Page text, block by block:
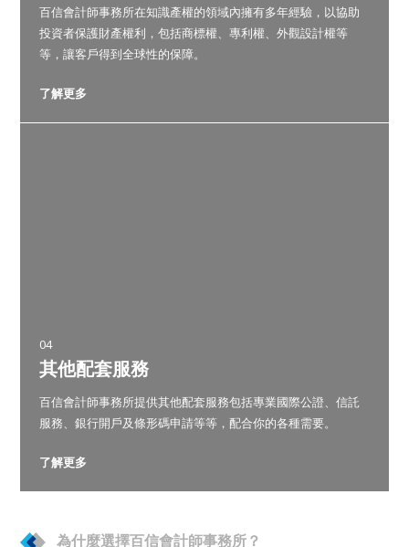
百信會計師事務所在知識產權的領域內擁有多年經驗，以協助
投資者保護財產權利，包括商標權、專利權、外觀設計權等
等，讓客戶得到全球性的保障。
了解更多
04
其他配套服務
百信會計師事務所提供其他配套服務包括專業國際公證、信託
服務、銀行開戶及條形碼申請等等，配合你的各種需要。
了解更多
為什麼選擇百信會計師事務所？